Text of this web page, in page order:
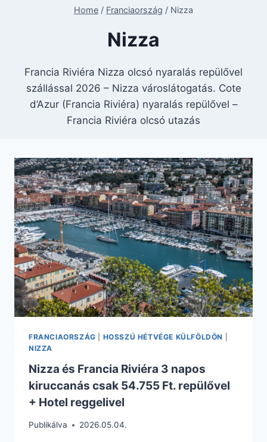
Home / Franciaország / Nizza
Nizza
Francia Riviéra Nizza olcsó nyaralás repülővel
szállással 2026 – Nizza városlátogatás. Cote
d’Azur (Francia Riviéra) nyaralás repülővel –
Francia Riviéra olcsó utazás
FRANCIAORSZÁG HOSSZÚ HÉTVÉGE KÜLFÖLDÖN
NIZZA
Nizza és Francia Riviéra 3 napos
kiruccanás csak 54.755 Ft. repülővel
+ Hotel reggelivel
Publikálva 2026.05.04.